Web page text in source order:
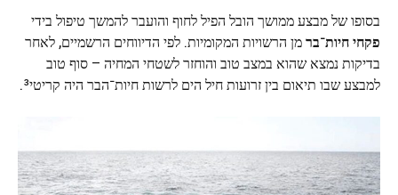
בסופו של מבצע ממושך הובל הפיל לחוף והועבר להמשך טיפול בידי
פקחי חיות־ברמן הרשויות המקומיות. לפי הדיווחים הרשמיים, לאחר
בדיקות נמצא שהוא במצב טוב והוחזר לשטחי המחיה – סוף טוב
למבצע שבו תיאום בין זרועות חיל הים לרשות חיות־הבר היה קריטי³.